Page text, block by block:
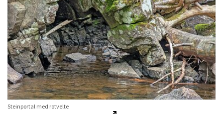
Steinportal med rotvelte